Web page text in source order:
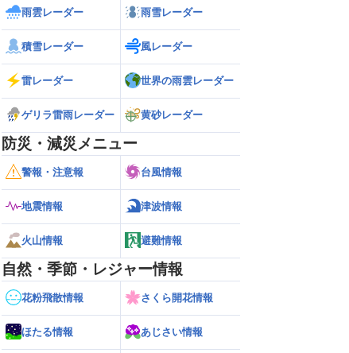
雨雲レーダー 雨雪レーダー
積雪レーダー 風レーダー
雷レーダー 世界の雨雲レーダー
ゲリラ雷雨レーダー 黄砂レーダー
防災・減災メニュー
警報・注意報 台風情報
地震情報 津波情報
火山情報 避難情報
自然・季節・レジャー情報
花粉飛散情報 さくら開花情報
ほたる情報 あじさい情報